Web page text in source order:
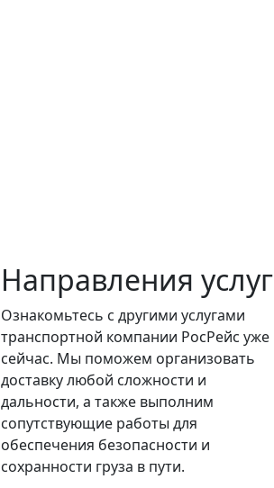
Направления услуг
Ознакомьтесь с другими услугами
транспортной компании РосРейс уже
сейчас. Мы поможем организовать
доставку любой сложности и
дальности, а также выполним
сопутствующие работы для
обеспечения безопасности и
сохранности груза в пути.